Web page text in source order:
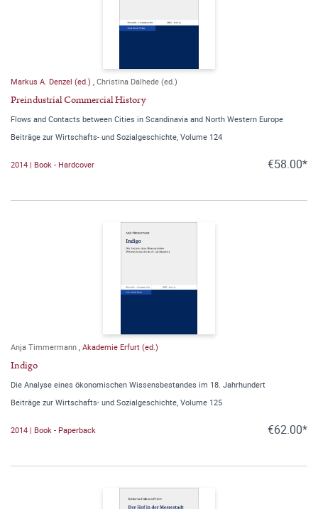
Markus A. Denzel (ed.) , Christina Dalhede (ed.)
Preindustrial Commercial History
Flows and Contacts between Cities in Scandinavia and North Western Europe
Beiträge zur Wirtschafts- und Sozialgeschichte, Volume 124
2014 | Book - Hardcover €58.00*
Anja Timmermann , Akademie Erfurt (ed.)
Indigo
Die Analyse eines ökonomischen Wissensbestandes im 18. Jahrhundert
Beiträge zur Wirtschafts- und Sozialgeschichte, Volume 125
2014 | Book - Paperback €62.00*